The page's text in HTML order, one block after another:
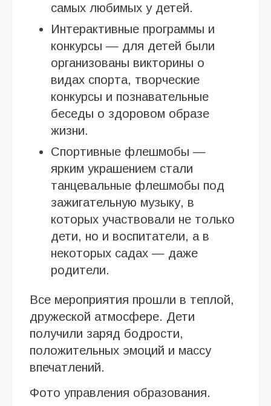
самых любимых у детей.
Интерактивные программы и
конкурсы — для детей были
организованы викторины о
видах спорта, творческие
конкурсы и познавательные
беседы о здоровом образе
жизни.
Спортивные флешмобы —
ярким украшением стали
танцевальные флешмобы под
зажигательную музыку, в
которых участвовали не только
дети, но и воспитатели, а в
некоторых садах — даже
родители.
Все мероприятия прошли в теплой,
дружеской атмосфере. Дети
получили заряд бодрости,
положительных эмоций и массу
впечатлений.
Фото управления образования.